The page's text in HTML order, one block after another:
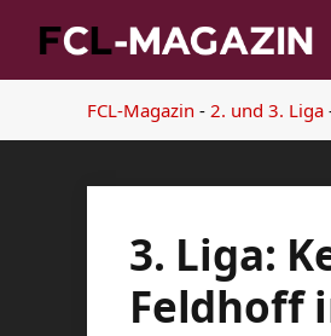
FCL-Magazin - 2. und 3. Liga
3. Liga:
Feldhoff